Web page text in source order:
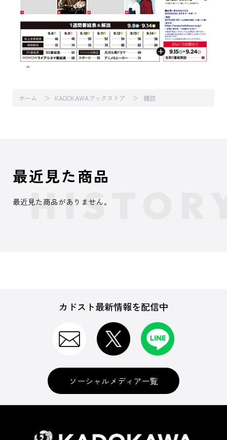
ホーム KADOKAWAブックストア 雑誌
最近見た商品
最近見た商品がありません。
カドスト最新情報を配信中
ソーシャルメディア一覧